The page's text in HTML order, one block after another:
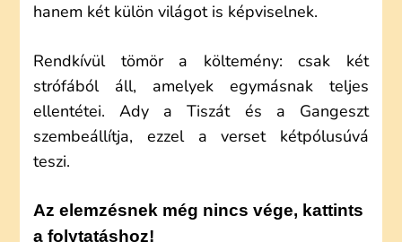
hanem két külön világot is képviselnek.
Rendkívül tömör a költemény: csak két
strófából áll, amelyek egymásnak teljes
ellentétei. Ady a Tiszát és a Gangeszt
szembeállítja, ezzel a verset kétpólusúvá
teszi.
Az elemzésnek még nincs vége, kattints
a folytatáshoz!